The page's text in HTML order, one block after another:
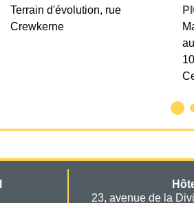
Terrain d'évolution, rue
Crewkerne
23, avenue de la